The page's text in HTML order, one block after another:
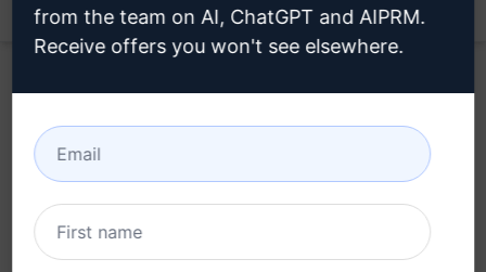
Tente este
Claude Prompt
agora
from the team on AI, ChatGPT and AIPRM.
Receive offers you won't see elsewhere.